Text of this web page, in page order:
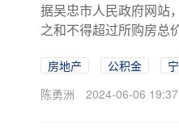
据吴忠市人民政府网站
之和不得超过所购房总
房地产 公积金
陈勇洲
2024-06-06 19:37